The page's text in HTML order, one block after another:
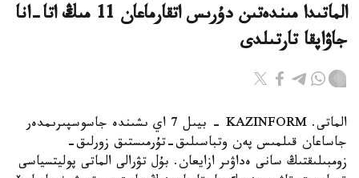
الماتىدا مىندەتىن دۇرىس اتقارماعان 11 مىڭ اتا-انا
جاۋاپقا تارتىلدى
الماتى. KAZINFORM - بيىل 7 اي ىشىندە جاسوسپىرىمدەر
جاساعان قىلمىس پەن وتباسىلىق-تۇرمىستىق زورلىق-
زومبىلىقتىڭ سانى ەداۋىر ازايعان. بۇل تۋرالى الماتى پوليتسياسى